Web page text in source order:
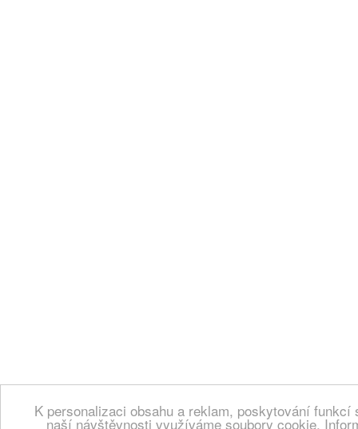
K personalizaci obsahu a reklam, poskytování
naší návštěvnosti využíváme soubory cookie.